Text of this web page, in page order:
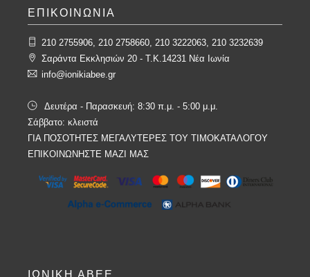
ΕΠΙΚΟΙΝΩΝΙΑ
210 2755906, 210 2758660, 210 3222063, 210 3232639
Σαράντα Εκκλησιών 20 - T.K.14231 Νέα Ιωνία
info@ionikiabee.gr
Δευτέρα - Παρασκευή: 8:30 π.μ. - 5:00 μ.μ.
Σάββατο: κλειστά
ΓΙΑ ΠΟΣΟΤΗΤΕΣ ΜΕΓΑΛΥΤΕΡΕΣ ΤΟΥ ΤΙΜΟΚΑΤΑΛΟΓΟΥ
ΕΠΙΚΟΙΝΩΝΗΣΤΕ ΜΑΖΙ ΜΑΣ